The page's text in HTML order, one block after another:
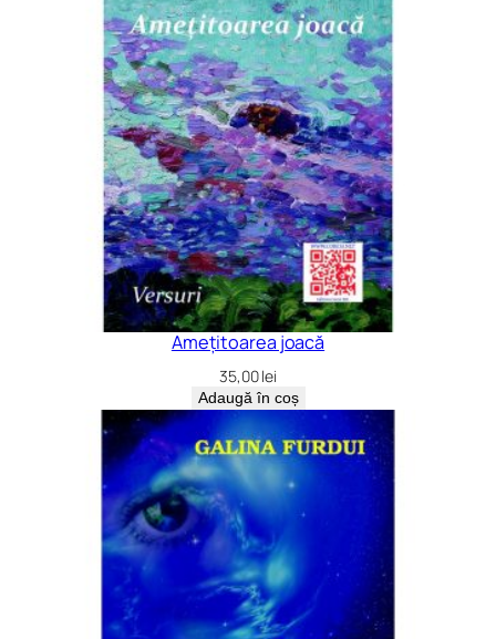
Amețitoarea joacă
35,00lei
Adaugă în coș